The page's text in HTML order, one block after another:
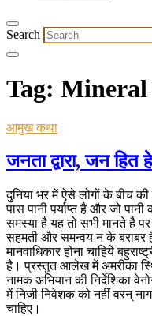
Search
Tag: Mineral
आमुख कथा
जनता द्वारा, जन हित
दुनिया भर में ऐसे लोगों के बीच
पास पानी पर्याप्त है और जो
समस्या है यह तो सभी मानते है
सहमती और समन्वय न के
मानवाधिकार होना चाहिये
है। प्रस्तुत आलेख में अमरीका
नामक अभियान की निर्देशिका
में निजी निवेशक को नहीं वरन्
चाहिए।